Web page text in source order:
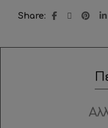
Share